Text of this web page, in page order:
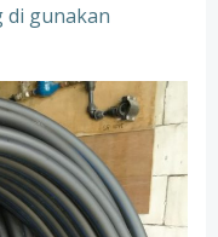
di gunakan